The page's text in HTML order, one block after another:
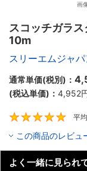
画
スコッチガラ
10m
スリーエムジャパ
通常単価(税別)：
(税込単価)： 4,952
平
この商品のレビュ
よく一緒に見られ